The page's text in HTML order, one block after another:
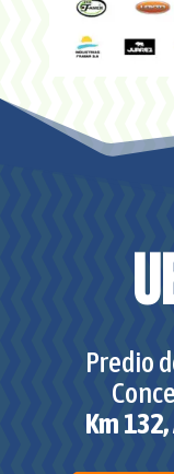
Predio
Km